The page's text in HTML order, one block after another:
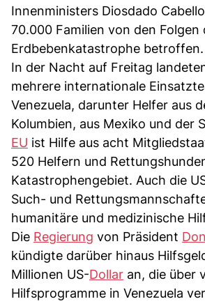
Innenministers Diosdado
70.000 Familien von den Folgen
Erdbebenkatastrophe betroffen.
In der Nacht auf Freitag
mehrere internationale
Venezuela, darunter Helfer aus
Kolumbien, aus Mexiko und der
EU ist Hilfe aus acht
520 Helfern und
Katastrophengebiet. Auch die
Such- und
humanitäre und medizinische
Die Regierung von Präsident
kündigte darüber hinaus
Millionen US-Dollar an, die über
Hilfsprogramme in Venezuela